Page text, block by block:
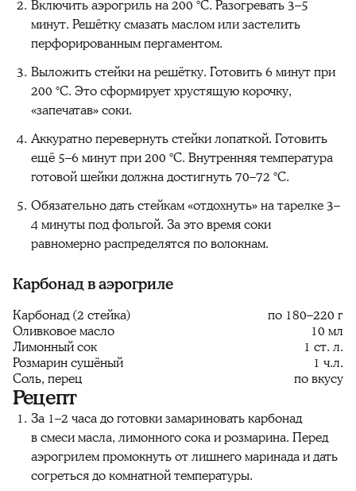
Включить аэрогриль на 200 °C. Разогревать 3–5
минут. Решётку смазать маслом или застелить
перфорированным пергаментом.
Выложить стейки на решётку. Готовить 6 минут при
200 °C. Это сформирует хрустящую корочку,
«запечатав» соки.
Аккуратно перевернуть стейки лопаткой. Готовить
ещё 5–6 минут при 200 °C. Внутренняя температура
готовой шейки должна достигнуть 70–72 °C.
Обязательно дать стейкам «отдохнуть» на тарелке 3–
4 минуты под фольгой. За это время соки
равномерно распределятся по волокнам.
Карбонад в аэрогриле
Карбонад (2 стейка)
по 180–220 г
Оливковое масло
10 мл
Лимонный сок
1 ст. л.
Розмарин сушёный
1 ч.л.
Соль, перец
по вкусу
Рецепт
За 1–2 часа до готовки замариновать карбонад
в смеси масла, лимонного сока и розмарина. Перед
аэрогрилем промокнуть от лишнего маринада и дать
согреться до комнатной температуры.